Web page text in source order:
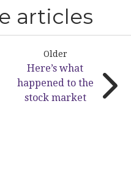
articles
Older
Here’s what
happened to the
stock market